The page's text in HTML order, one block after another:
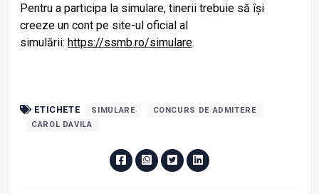
Pentru a participa la simulare, tinerii trebuie să își
creeze un cont pe site-ul oficial al
simulării: https://ssmb.ro/simulare.
ETICHETE SIMULARE
CONCURS DE ADMITERE
CAROL DAVILA